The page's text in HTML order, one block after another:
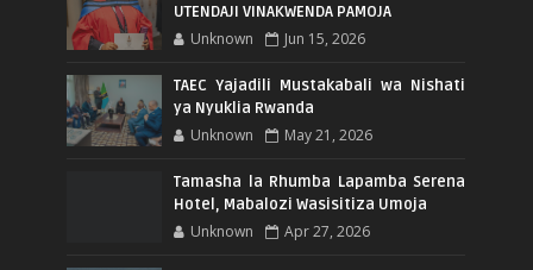
UTENDAJI VINAKWENDA PAMOJA
Unknown Jun 15, 2026
TAEC Yajadili Mustakabali wa Nishati
ya Nyuklia Rwanda
Unknown May 21, 2026
Tamasha la Rhumba Lapamba Serena
Hotel, Mabalozi Wasisitiza Umoja
Unknown Apr 27, 2026